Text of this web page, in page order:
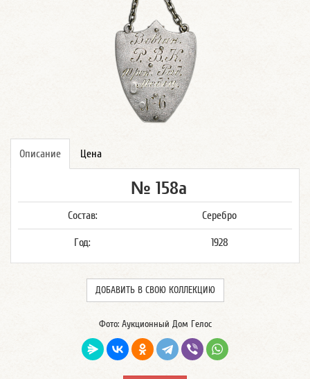
Описание Цена
№ 158а
Состав: Серебро
Год: 1928
ДОБАВИТЬ В СВОЮ КОЛЛЕКЦИЮ
Фото: Аукционный Дом Гелос